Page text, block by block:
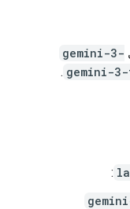
gemini-3-
gemini-
.
: